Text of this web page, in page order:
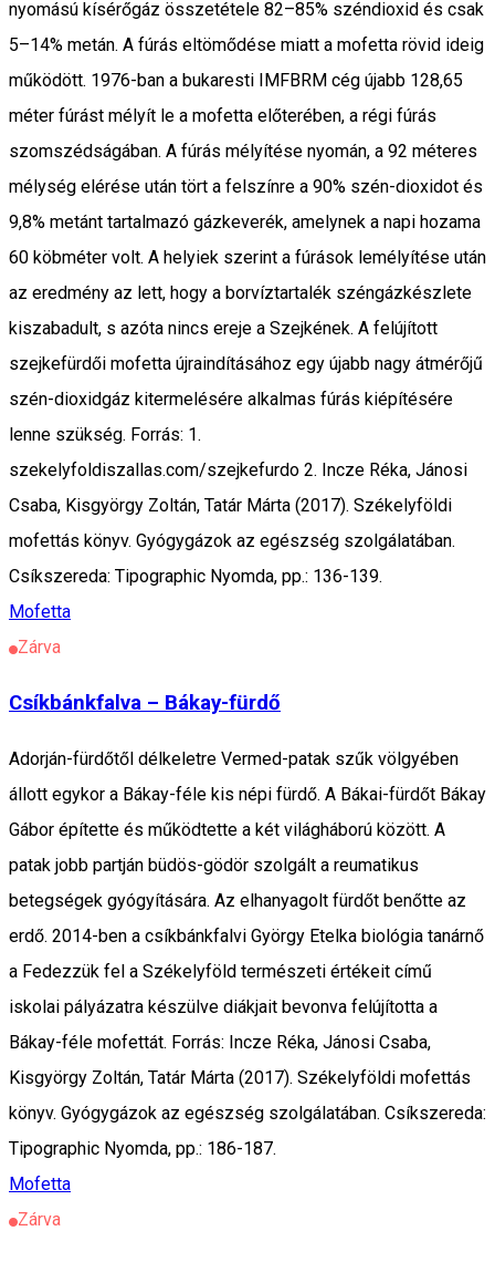
nyomású kísérőgáz összetétele 82–85% széndioxid és csak
5–14% metán. A fúrás eltömődése miatt a mofetta rövid ideig
működött. 1976-ban a bukaresti IMFBRM cég újabb 128,65
méter fúrást mélyít le a mofetta előterében, a régi fúrás
szomszédságában. A fúrás mélyítése nyomán, a 92 méteres
mélység elérése után tört a felszínre a 90% szén-dioxidot és
9,8% metánt tartalmazó gázkeverék, amelynek a napi hozama
60 köbméter volt. A helyiek szerint a fúrások lemélyítése után
az eredmény az lett, hogy a borvíztartalék széngázkészlete
kiszabadult, s azóta nincs ereje a Szejkének. A felújított
szejkefürdői mofetta újraindításához egy újabb nagy átmérőjű
szén-dioxidgáz kitermelésére alkalmas fúrás kiépítésére
lenne szükség. Forrás: 1.
szekelyfoldiszallas.com/szejkefurdo 2. Incze Réka, Jánosi
Csaba, Kisgyörgy Zoltán, Tatár Márta (2017). Székelyföldi
mofettás könyv. Gyógygázok az egészség szolgálatában.
Csíkszereda: Tipographic Nyomda, pp.: 136-139.
Mofetta
Zárva
Csíkbánkfalva – Bákay-fürdő
Adorján-fürdőtől délkeletre Vermed-patak szűk völgyében
állott egykor a Bákay-féle kis népi fürdő. A Bákai-fürdőt Bákay
Gábor építette és működtette a két világháború között. A
patak jobb partján büdös-gödör szolgált a reumatikus
betegségek gyógyítására. Az elhanyagolt fürdőt benőtte az
erdő. 2014-ben a csíkbánkfalvi György Etelka biológia tanárnő
a Fedezzük fel a Székelyföld természeti értékeit című
iskolai pályázatra készülve diákjait bevonva felújította a
Bákay-féle mofettát. Forrás: Incze Réka, Jánosi Csaba,
Kisgyörgy Zoltán, Tatár Márta (2017). Székelyföldi mofettás
könyv. Gyógygázok az egészség szolgálatában. Csíkszereda:
Tipographic Nyomda, pp.: 186-187.
Mofetta
Zárva